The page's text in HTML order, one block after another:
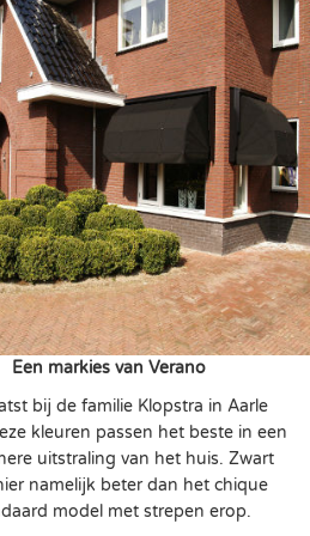
Een markies van Verano
bij de familie Klopstra in Aarle
kleuren passen het beste in een
uitstraling van het huis. Zwart
namelijk beter dan het chique
model met strepen erop.